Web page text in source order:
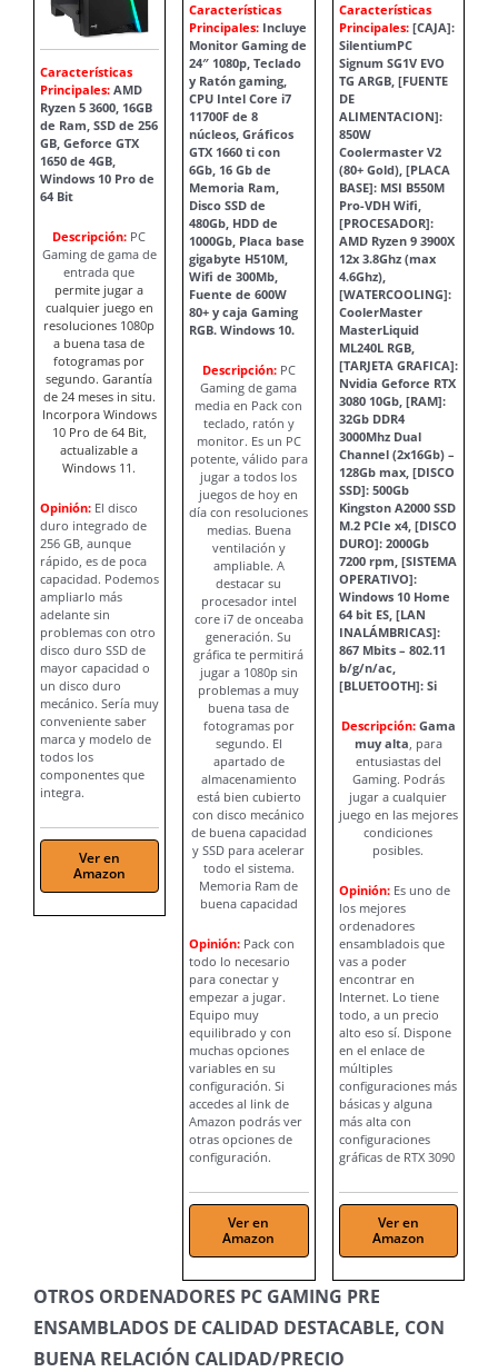
Características
Principales: AMD
Ryzen 5 3600, 16GB
de Ram, SSD de 256
GB, Geforce GTX
1650 de 4GB,
Windows 10 Pro de
64 Bit
Descripción: PC
Gaming de gama de
entrada que
permite jugar a
cualquier juego en
resoluciones 1080p
a buena tasa de
fotogramas por
segundo. Garantía
de 24 meses in situ.
Incorpora Windows
10 Pro de 64 Bit,
actualizable a
Windows 11.
Opinión:El disco
duro integrado de
256 GB, aunque
rápido, es de poca
capacidad. Podemos
ampliarlo más
adelante sin
problemas con otro
disco duro SSD de
mayor capacidad o
un disco duro
mecánico. Sería muy
conveniente saber
marca y modelo de
todos los
componentes que
integra.
Ver en
Amazon
Características
Principales: Incluye
Monitor Gaming de
24″ 1080p, Teclado
y Ratón gaming,
CPU Intel Core i7
11700F de 8
núcleos, Gráficos
GTX 1660 ti con
6Gb, 16 Gb de
Memoria Ram,
Disco SSD de
480Gb, HDD de
1000Gb, Placa base
gigabyte H510M,
Wifi de 300Mb,
Fuente de 600W
80+ y caja Gaming
RGB. Windows 10.
Descripción:PC
Gaming de gama
media en Pack con
teclado, ratón y
monitor. Es un PC
potente, válido para
jugar a todos los
juegos de hoy en
día con resoluciones
medias. Buena
ventilación y
ampliable. A
destacar su
procesador intel
core i7 de onceaba
generación. Su
gráfica te permitirá
jugar a 1080p sin
problemas a muy
buena tasa de
fotogramas por
segundo. El
apartado de
almacenamiento
está bien cubierto
con disco mecánico
de buena capacidad
y SSD para acelerar
todo el sistema.
Memoria Ram de
buena capacidad
Opinión: Pack con
todo lo necesario
para conectar y
empezar a jugar.
Equipo muy
equilibrado y con
muchas opciones
variables en su
configuración. Si
accedes al link de
Amazon podrás ver
otras opciones de
configuración.
Ver en
Amazon
Características
Principales: [CAJA]:
SilentiumPC
Signum SG1V EVO
TG ARGB, [FUENTE
DE
ALIMENTACION]:
850W
Coolermaster V2
(80+ Gold), [PLACA
BASE]: MSI B550M
Pro-VDH Wifi,
[PROCESADOR]:
AMD Ryzen 9 3900X
12x 3.8Ghz (max
4.6Ghz),
[WATERCOOLING]:
CoolerMaster
MasterLiquid
ML240L RGB,
[TARJETA GRAFICA]:
Nvidia Geforce RTX
3080 10Gb, [RAM]:
32Gb DDR4
3000Mhz Dual
Channel (2x16Gb) –
128Gb max, [DISCO
SSD]: 500Gb
Kingston A2000 SSD
M.2 PCIe x4, [DISCO
DURO]: 2000Gb
7200 rpm, [SISTEMA
OPERATIVO]:
Windows 10 Home
64 bit ES, [LAN
INALÁMBRICAS]:
867 Mbits – 802.11
b/g/n/ac,
[BLUETOOTH]: Si
Descripción: Gama
muy alta, para
entusiastas del
Gaming. Podrás
jugar a cualquier
juego en las mejores
condiciones
posibles.
Opinión:Es uno de
los mejores
ordenadores
ensambladois que
vas a poder
encontrar en
Internet. Lo tiene
todo, a un precio
alto eso sí. Dispone
en el enlace de
múltiples
configuraciones más
básicas y alguna
más alta con
configuraciones
gráficas de RTX 3090
Ver en
Amazon
OTROS ORDENADORES PC GAMING PRE
ENSAMBLADOS DE CALIDAD DESTACABLE, CON
BUENA RELACIÓN CALIDAD/PRECIO